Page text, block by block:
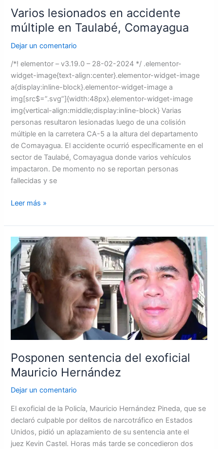
Varios lesionados en accidente
múltiple en Taulabé, Comayagua
Dejar un comentario
/*! elementor – v3.19.0 – 28-02-2024 */ .elementor-
widget-image{text-align:center}.elementor-widget-image
a{display:inline-block}.elementor-widget-image a
img[src$=”.svg”]{width:48px}.elementor-widget-image
img{vertical-align:middle;display:inline-block} Varias
personas resultaron lesionadas luego de una colisión
múltiple en la carretera CA-5 a la altura del departamento
de Comayagua. El accidente ocurrió específicamente en el
sector de Taulabé, Comayagua donde varios vehículos
impactaron. De momento no se reportan personas
fallecidas y se
Leer más »
Posponen sentencia del exoficial
Mauricio Hernández
Dejar un comentario
El exoficial de la Policía, Mauricio Hernández Pineda, que se
declaró culpable por delitos de narcotráfico en Estados
Unidos, pidió un aplazamiento de su sentencia ante el
juez Kevin Castel. Horas más tarde se concedieron dos
Posponen
sentencia
del
exoficial
Mauricio
Hernández